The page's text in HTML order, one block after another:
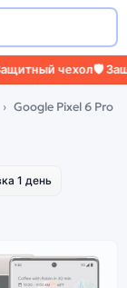
чехол🛡️
Google Pixel 6 Pro
1 день